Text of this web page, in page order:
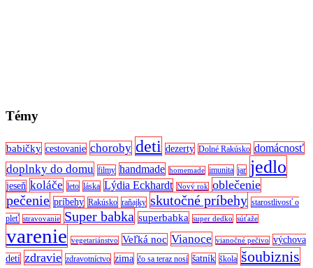
Témy
babičky cestovanie choroby deti dezerty Dolné Rakúsko domácnosť
doplnky do domu filmy handmade homemade imunita jar jedlo
jeseň koláče leto láska Lýdia Eckhardt Nový rok oblečenie
pečenie príbehy Rakúsko raňajky skutočné príbehy starostlivosť o
pleť stravovanie Super babka superbabka super dedko súťaže
varenie vegetariánstvo Veľká noc Vianoce vianočné pečivo
výchova
detí zdravie zdravotníctvo zima čo sa teraz nosí šatník škola šoubiznis